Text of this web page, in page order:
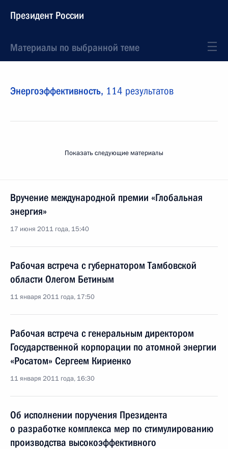
Президент России
Материалы по выбранной теме
Энергоэффективность, 114 результатов
Показать следующие материалы
Вручение международной премии «Глобальная
энергия»
17 июня 2011 года, 15:40
Рабочая встреча с губернатором Тамбовской
области Олегом Бетиным
11 января 2011 года, 17:50
Рабочая встреча с генеральным директором
Государственной корпорации по атомной энергии
«Росатом» Сергеем Кириенко
11 января 2011 года, 16:30
Об исполнении поручения Президента
о разработке комплекса мер по стимулированию
производства высокоэффективного